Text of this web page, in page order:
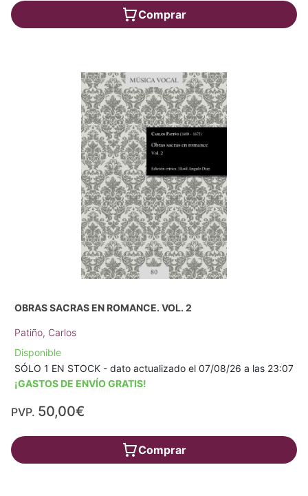
Comprar
OBRAS SACRAS EN ROMANCE. VOL. 2
Patiño, Carlos
Disponible
SÓLO 1 EN STOCK - dato actualizado el 07/08/26 a las 23:07
¡GASTOS DE ENVÍO GRATIS!
PVP. 50,00€
Comprar